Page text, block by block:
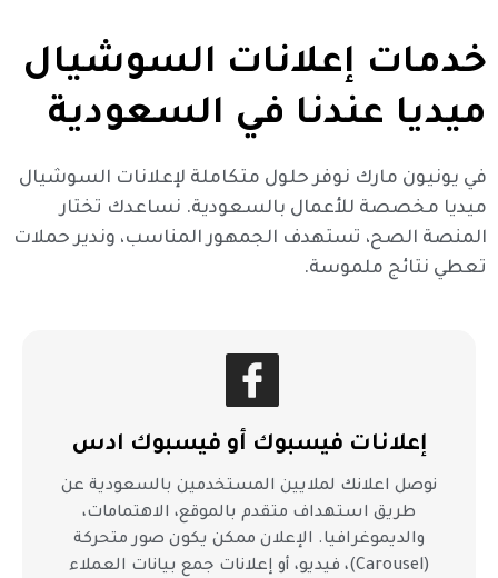
خدمات إعلانات السوشيال
ميديا عندنا في السعودية
في يونيون مارك نوفر حلول متكاملة لإعلانات السوشيال
ميديا مخصصة للأعمال بالسعودية. نساعدك تختار
المنصة الصح، تستهدف الجمهور المناسب، وندير حملات
تعطي نتائج ملموسة.
إعلانات فيسبوك أو فيسبوك ادس
نوصل اعلانك لملايين المستخدمين بالسعودية عن
طريق استهداف متقدم بالموقع، الاهتمامات،
والديموغرافيا. الإعلان ممكن يكون صور متحركة
(Carousel)، فيديو، أو إعلانات جمع بيانات العملاء